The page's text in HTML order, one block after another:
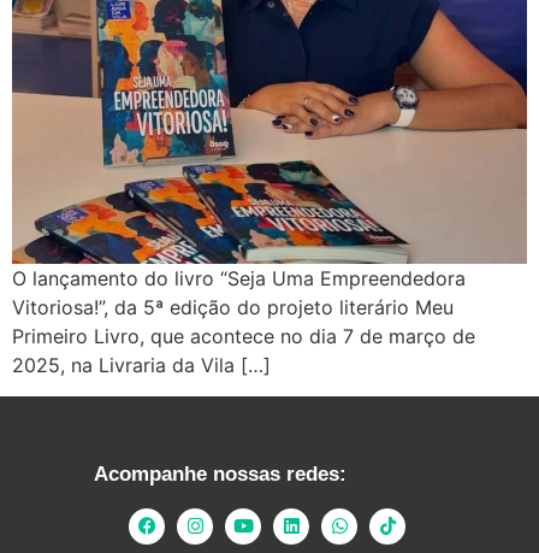
O lançamento do livro “Seja Uma Empreendedora
Vitoriosa!”, da 5ª edição do projeto literário Meu
Primeiro Livro, que acontece no dia 7 de março de
2025, na Livraria da Vila […]
Acompanhe nossas redes: